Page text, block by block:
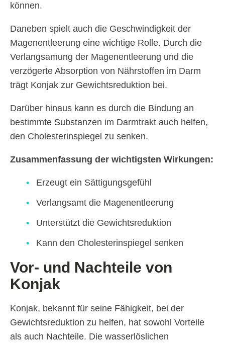
können.
Daneben spielt auch die Geschwindigkeit der
Magenentleerung eine wichtige Rolle. Durch die
Verlangsamung der Magenentleerung und die
verzögerte Absorption von Nährstoffen im Darm
trägt Konjak zur Gewichtsreduktion bei.
Darüber hinaus kann es durch die Bindung an
bestimmte Substanzen im Darmtrakt auch helfen,
den Cholesterinspiegel zu senken.
Zusammenfassung der wichtigsten Wirkungen:
Erzeugt ein Sättigungsgefühl
Verlangsamt die Magenentleerung
Unterstützt die Gewichtsreduktion
Kann den Cholesterinspiegel senken
Vor- und Nachteile von
Konjak
Konjak, bekannt für seine Fähigkeit, bei der
Gewichtsreduktion zu helfen, hat sowohl Vorteile
als auch Nachteile. Die wasserlöslichen